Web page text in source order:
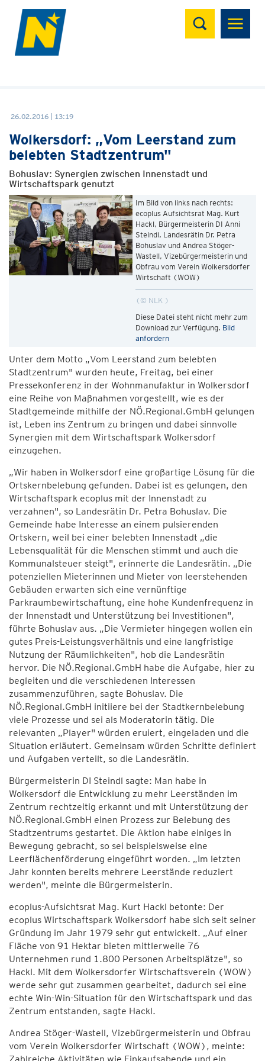
Suchen
26.02.2016 | 13:19
Wolkersdorf: „Vom Leerstand zum
belebten Stadtzentrum"
Bohuslav: Synergien zwischen Innenstadt und
Wirtschaftspark genutzt
Im Bild von links nach rechts:
ecoplus Aufsichtsrat Mag. Kurt
Hackl, Bürgermeisterin DI Anni
Steindl, Landesrätin Dr. Petra
Bohuslav und Andrea Stöger-
Wastell, Vizebürgermeisterin und
Obfrau vom Verein Wolkersdorfer
Wirtschaft (WOW)
© NLK
Diese Datei steht nicht mehr zum
Download zur Verfügung. Bild
anfordern
Unter dem Motto „Vom Leerstand zum belebten
Stadtzentrum" wurden heute, Freitag, bei einer
Pressekonferenz in der Wohnmanufaktur in Wolkersdorf
eine Reihe von Maßnahmen vorgestellt, wie es der
Stadtgemeinde mithilfe der NÖ.Regional.GmbH gelungen
ist, Leben ins Zentrum zu bringen und dabei sinnvolle
Synergien mit dem Wirtschaftspark Wolkersdorf
einzugehen.
„Wir haben in Wolkersdorf eine großartige Lösung für die
Ortskernbelebung gefunden. Dabei ist es gelungen, den
Wirtschaftspark ecoplus mit der Innenstadt zu
verzahnen", so Landesrätin Dr. Petra Bohuslav. Die
Gemeinde habe Interesse an einem pulsierenden
Ortskern, weil bei einer belebten Innenstadt „die
Lebensqualität für die Menschen stimmt und auch die
Kommunalsteuer steigt", erinnerte die Landesrätin. „Die
potenziellen Mieterinnen und Mieter von leerstehenden
Gebäuden erwarten sich eine vernünftige
Parkraumbewirtschaftung, eine hohe Kundenfrequenz in
der Innenstadt und Unterstützung bei Investitionen",
führte Bohuslav aus. „Die Vermieter hingegen wollen ein
gutes Preis-Leistungsverhältnis und eine langfristige
Nutzung der Räumlichkeiten", hob die Landesrätin
hervor. Die NÖ.Regional.GmbH habe die Aufgabe, hier zu
begleiten und die verschiedenen Interessen
zusammenzuführen, sagte Bohuslav. Die
NÖ.Regional.GmbH initiiere bei der Stadtkernbelebung
viele Prozesse und sei als Moderatorin tätig. Die
relevanten „Player" würden eruiert, eingeladen und die
Situation erläutert. Gemeinsam würden Schritte definiert
und Aufgaben verteilt, so die Landesrätin.
Bürgermeisterin DI Steindl sagte: Man habe in
Wolkersdorf die Entwicklung zu mehr Leerständen im
Zentrum rechtzeitig erkannt und mit Unterstützung der
NÖ.Regional.GmbH einen Prozess zur Belebung des
Stadtzentrums gestartet. Die Aktion habe einiges in
Bewegung gebracht, so sei beispielsweise eine
Leerflächenförderung eingeführt worden. „Im letzten
Jahr konnten bereits mehrere Leerstände reduziert
werden", meinte die Bürgermeisterin.
ecoplus-Aufsichtsrat Mag. Kurt Hackl betonte: Der
ecoplus Wirtschaftspark Wolkersdorf habe sich seit seiner
Gründung im Jahr 1979 sehr gut entwickelt. „Auf einer
Fläche von 91 Hektar bieten mittlerweile 76
Unternehmen rund 1.800 Personen Arbeitsplätze", so
Hackl. Mit dem Wolkersdorfer Wirtschaftsverein (WOW)
werde sehr gut zusammen gearbeitet, dadurch sei eine
echte Win-Win-Situation für den Wirtschaftspark und das
Zentrum entstanden, sagte Hackl.
Andrea Stöger-Wastell, Vizebürgermeisterin und Obfrau
vom Verein Wolkersdorfer Wirtschaft (WOW), meinte: